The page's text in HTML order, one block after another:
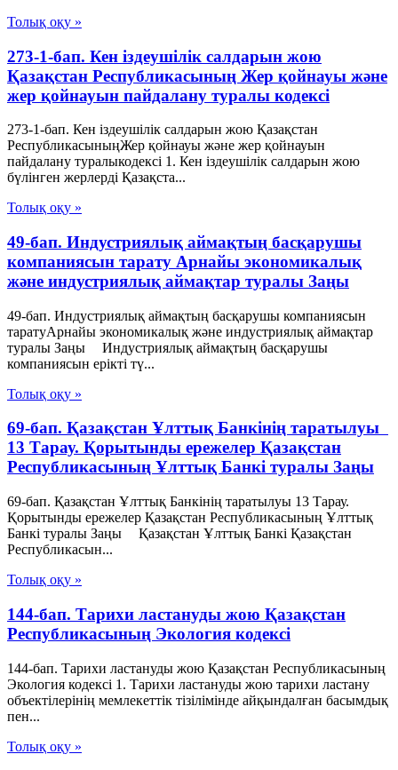
Толық оқу »
273-1-бап. Кен іздеушілік салдарын жою
Қазақстан Республикасының Жер қойнауы және
жер қойнауын пайдалану туралы кодексі
273-1-бап. Кен іздеушілік салдарын жою Қазақстан
РеспубликасыныңЖер қойнауы және жер қойнауын
пайдалану туралыкодексі 1. Кен іздеушілік салдарын жою
бүлінген жерлерді Қазақста...
Толық оқу »
49-бап. Индустриялық аймақтың басқарушы
компаниясын тарату Арнайы экономикалық
және индустриялық аймақтар туралы Заңы
49-бап. Индустриялық аймақтың басқарушы компаниясын
таратуАрнайы экономикалық және индустриялық аймақтар
туралы Заңы Индустриялық аймақтың басқарушы
компаниясын ерікті тү...
Толық оқу »
69-бап. Қазақстан Ұлттық Банкiнiң таратылуы
13 Тарау. Қорытынды ережелер Қазақстан
Республикасының Ұлттық Банкі туралы Заңы
69-бап. Қазақстан Ұлттық Банкiнiң таратылуы 13 Тарау.
Қорытынды ережелер Қазақстан Республикасының Ұлттық
Банкі туралы Заңы Қазақстан Ұлттық Банкi Қазақстан
Республикасын...
Толық оқу »
144-бап. Тарихи ластануды жою Қазақстан
Республикасының Экология кодексі
144-бап. Тарихи ластануды жою Қазақстан Республикасының
Экология кодексі 1. Тарихи ластануды жою тарихи ластану
объектілерінің мемлекеттік тізілімінде айқындалған басымдық
пен...
Толық оқу »